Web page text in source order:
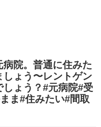
院。普通に住みた
ょう〜レントゲン
ょう？#元病院#受
ま#住みたい#間取